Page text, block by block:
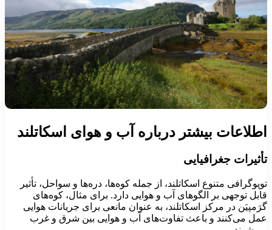
بیشتر درباره آب و هوای اسکاتلند
جغرافیایی
متنوع اسکاتلند، از جمله کوه‌ها، دره‌ها و سواحل، تأثیر
توجهی بر الگوهای آب و هوایی دارد. برای مثال، کوه‌های
در مرکز اسکاتلند، به عنوان مانعی برای جریانات هوایی
می‌کنند و باعث تفاوت‌های آب و هوایی بین شرق و غرب